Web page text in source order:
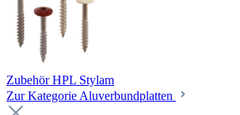
Zubehör HPL Stylam
Zur Kategorie Aluverbundplatten